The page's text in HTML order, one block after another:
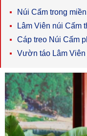
Núi Cấm trong
Lâm Viên núi Cấm
Cáp treo Núi Cấm
Vườn táo Lâm